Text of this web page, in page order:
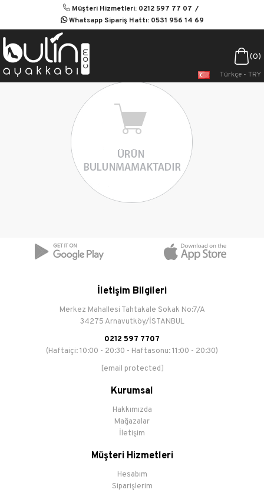
Müşteri Hizmetleri: 0212 597 77 07
Whatsapp Sipariş Hattı: 0531 956 14 69
0
Türkçe - TRY
İletişim Bilgileri
Merkez Mahallesi Tahtakale Sokak No:7/A
34275 Arnavutköy/İSTANBUL
0212 597 7707
(Haftaiçi: 10:00 - 20:30 - Haftasonu: 11:00 - 20:30)
[email protected]
Kurumsal
Hakkımızda
Mağazalar
İletişim
Müşteri Hizmetleri
Hesabım
Siparişlerim